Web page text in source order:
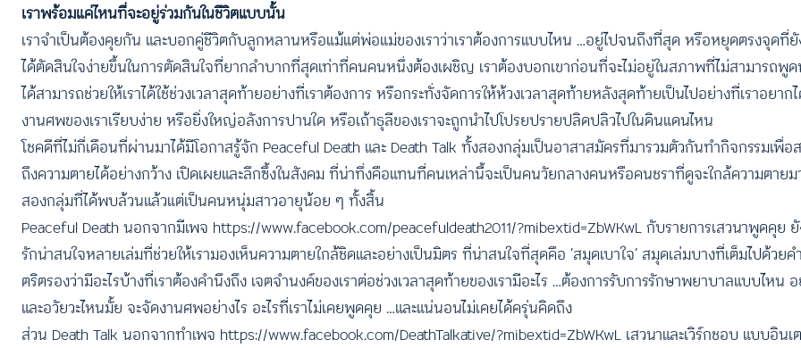
เราพร้อมแค่ไหนที่จะอยู่ร่วมกันในชีวิตแบบนั้น
เราจำเป็นต้องคุยกัน และบอกคู่ชีวิตกับลูกหลานหรือแม้แต่พ่อแม่ของเราว่าเราต้องการแบบไหน …อยู่ไปจนถึงที่สุด หรือหยุดตรงจุดที่ยั
ได้ตัดสินใจง่ายขึ้นในการตัดสินใจที่ยากลำบากที่สุดเท่าที่คนคนหนึ่งต้องเผชิญ เราต้องบอกเขาก่อนที่จะไม่อยู่ในสภาพที่ไม่สามารถพูด
ได้สามารถช่วยให้เราได้ใช้ช่วงเวลาสุดท้ายอย่างที่เราต้องการ หรือกระทั่งจัดการให้ห้วงเวลาสุดท้ายหลังสุดท้ายเป็นไปอย่างที่เราอยาก
งานศพของเราเรียบง่าย หรือยิ่งใหญ่อลังการปานใด หรือเถ้าธุลีของเราจะถูกนำไปโปรยปรายปลิดปลิวไปในดินแดนไหน
โชคดีที่ไม่กี่เดือนที่ผ่านมาได้มีโอกาสรู้จัก Peaceful Death และ Death Talk ทั้งสองกลุ่มเป็นอาสาสมัครที่มารวมตัวกันทำกิจกรรมเพื่
ถึงความตายได้อย่างกว้าง เปิดเผยและลึกซึ้งในสังคม ที่น่าทึ่งคือแทนที่คนเหล่านี้จะเป็นคนวัยกลางคนหรือคนชราที่ดูจะใกล้ความตาย
สองกลุ่มที่ได้พบล้วนแล้วแต่เป็นคนหนุ่มสาวอายุน้อย ๆ ทั้งสิ้น
Peaceful Death นอกจากมีเพจ https://www.facebook.com/peacefuldeath2011/?mibextid=ZbWKwLกับรายการเสวนาพูดคุย
รักน่าสนใจหลายเล่มที่ช่วยให้เรามองเห็นความตายใกล้ชิดและอย่างเป็นมิตร ที่น่าสนใจที่สุดคือ ’สมุดเบาใจ’ สมุดเล่มบางที่เต็มไปด้วยค
ตริตรองว่ามีอะไรบ้างที่เราต้องคำนึงถึง เจตจำนงค์ของเราต่อช่วงเวลาสุดท้ายของเรามีอะไร …ต้องการรับการรักษาพยาบาลแบบไหน
และอวัยวะไหนมั้ย จะจัดงานศพอย่างไร อะไรที่เราไม่เคยพูดคุย …และแน่นอนไม่เคยได้ครุ่นคิดถึง
ส่วน Death Talk นอกจากทำเพจ https://www.facebook.com/DeathTalkative/?mibextid=ZbWKwL เสวนาและเวิร์กชอบ แบบอิน